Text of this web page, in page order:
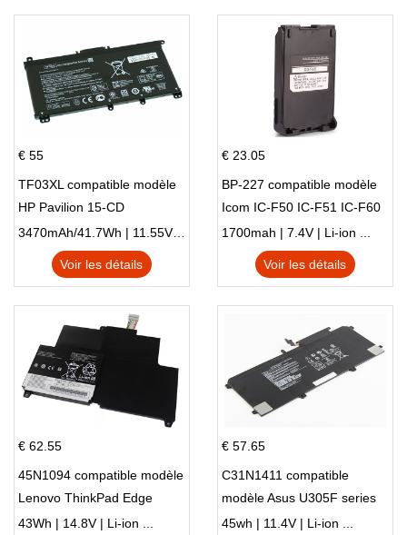
€ 55
TF03XL compatible modèle
HP Pavilion 15-CD
3470mAh/41.7Wh | 11.55V | Li-ion ...
Voir les détails
€ 23.05
BP-227 compatible modèle
Icom IC-F50 IC-F51 IC-F60
IC-F61 IC-M87
1700mah | 7.4V | Li-ion ...
Voir les détails
€ 62.55
45N1094 compatible modèle
Lenovo ThinkPad Edge
S230u Twist
43Wh | 14.8V | Li-ion ...
€ 57.65
C31N1411 compatible
modèle Asus U305F series
45wh | 11.4V | Li-ion ...